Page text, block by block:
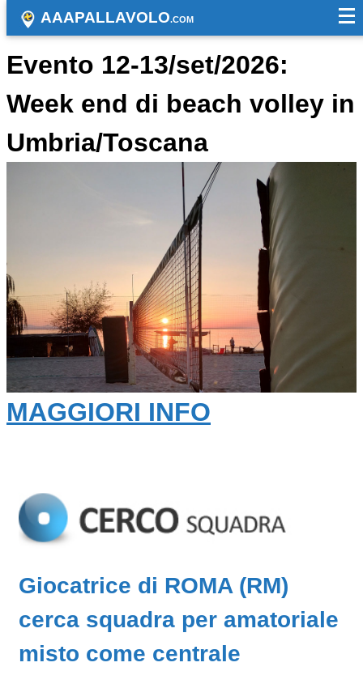
AAAPALLAVOLO.COM
Evento 12-13/set/2026:
Week end di beach volley in
Umbria/Toscana
MAGGIORI INFO
Giocatrice di ROMA (RM)
cerca squadra per amatoriale
misto come centrale